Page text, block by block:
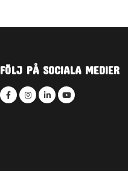
FÖLJ PÅ SOCIALA MEDIER